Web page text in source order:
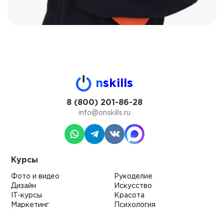
nskills
8 (800) 201-86-28
info@onskills.ru
Курсы
Фото и видео
Дизайн
IT-курсы
Маркетинг
Рукоделие
Искусство
Красота
Психология